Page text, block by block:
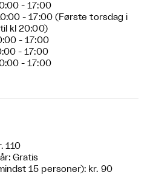
- 17:00
- 17:00 (Første torsdag i
kl 20:00)
- 17:00
- 17:00
- 17:00
110
Gratis
15 personer): kr. 90